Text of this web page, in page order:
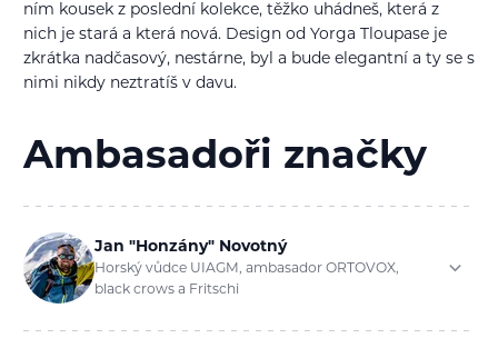
ním kousek z poslední kolekce, těžko uhádneš, která z
nich je stará a která nová. Design od Yorga Tloupase je
zkrátka nadčasový, nestárne, byl a bude elegantní a ty se s
nimi nikdy neztratíš v davu.
Ambasadoři značky
Jan "Honzány" Novotný
Horský vůdce UIAGM, ambasador ORTOVOX,
black crows a Fritschi